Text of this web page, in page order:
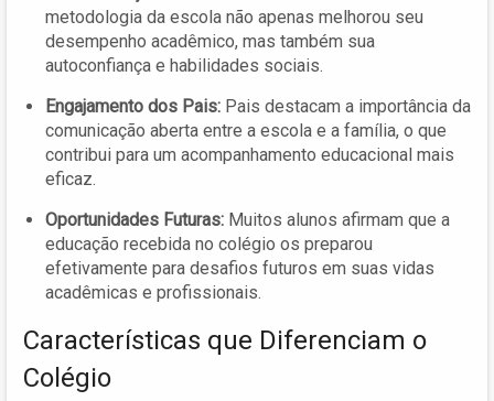
metodologia da escola não apenas melhorou seu
desempenho acadêmico, mas também sua
autoconfiança e habilidades sociais.
Engajamento dos Pais: Pais destacam a importância da
comunicação aberta entre a escola e a família, o que
contribui para um acompanhamento educacional mais
eficaz.
Oportunidades Futuras: Muitos alunos afirmam que a
educação recebida no colégio os preparou
efetivamente para desafios futuros em suas vidas
acadêmicas e profissionais.
Características que Diferenciam o
Colégio